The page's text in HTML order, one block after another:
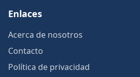
Enlaces
Acerca de nosotros
Contacto
Política de privacidad